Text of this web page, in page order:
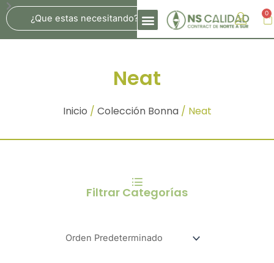
Al
Contenido
Search 0
Neat
Inicio / Colección Bonna/ Neat
Filtrar Categorías